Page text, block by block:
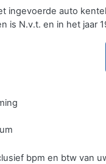
ingevoerde auto
is N.v.t. en in het jaar
bpm en btw van